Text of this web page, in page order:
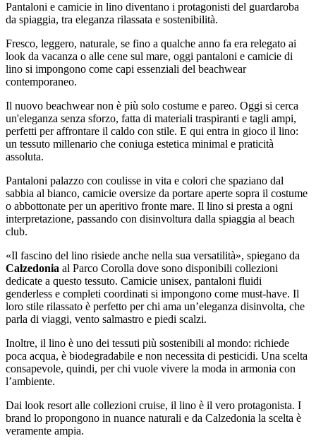
Pantaloni e camicie in lino diventano i protagonisti del guardaroba
da spiaggia, tra eleganza rilassata e sostenibilità.
Fresco, leggero, naturale, se fino a qualche anno fa era relegato ai
look da vacanza o alle cene sul mare, oggi pantaloni e camicie di
lino si impongono come capi essenziali del beachwear
contemporaneo.
Il nuovo beachwear non è più solo costume e pareo. Oggi si cerca
un'eleganza senza sforzo, fatta di materiali traspiranti e tagli ampi,
perfetti per affrontare il caldo con stile. E qui entra in gioco il lino:
un tessuto millenario che coniuga estetica minimal e praticità
assoluta.
Pantaloni palazzo con coulisse in vita e colori che spaziano dal
sabbia al bianco, camicie oversize da portare aperte sopra il costume
o abbottonate per un aperitivo fronte mare. Il lino si presta a ogni
interpretazione, passando con disinvoltura dalla spiaggia al beach
club.
«Il fascino del lino risiede anche nella sua versatilità», spiegano da
Calzedonia al Parco Corolla dove sono disponibili collezioni
dedicate a questo tessuto. Camicie unisex, pantaloni fluidi
genderless e completi coordinati si impongono come must-have. Il
loro stile rilassato è perfetto per chi ama un’eleganza disinvolta, che
parla di viaggi, vento salmastro e piedi scalzi.
Inoltre, il lino è uno dei tessuti più sostenibili al mondo: richiede
poca acqua, è biodegradabile e non necessita di pesticidi. Una scelta
consapevole, quindi, per chi vuole vivere la moda in armonia con
l’ambiente.
Dai look resort alle collezioni cruise, il lino è il vero protagonista. I
brand lo propongono in nuance naturali e da Calzedonia la scelta è
veramente ampia.